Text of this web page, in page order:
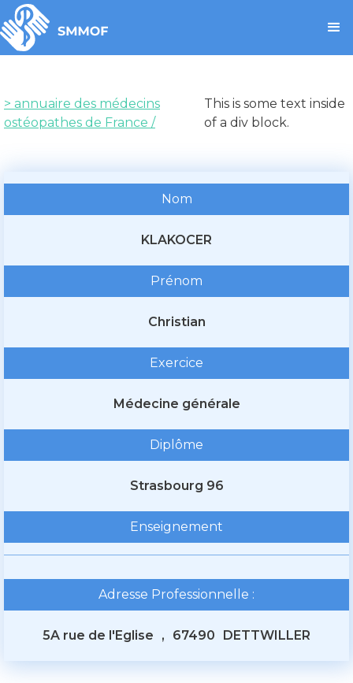
> annuaire des médecins
ostéopathes de France /
This is some text inside
of a div block.
Nom
KLAKOCER
Prénom
Christian
Exercice
Médecine générale
Diplôme
Strasbourg 96
Enseignement
Adresse Professionnelle :
5A rue de l'Eglise , 67490 DETTWILLER